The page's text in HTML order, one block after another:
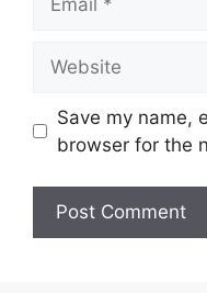
Save my name,
browser for the